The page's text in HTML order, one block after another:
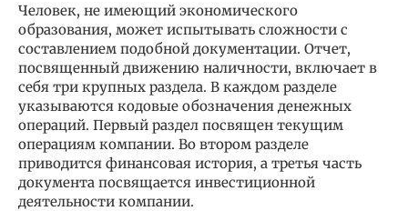
Человек, не имеющий экономического
образования, может испытывать сложности с
составлением подобной документации. Отчет,
посвященный движению наличности, включает в
себя три крупных раздела. В каждом разделе
указываются кодовые обозначения денежных
операций. Первый раздел посвящен текущим
операциям компании. Во втором разделе
приводится финансовая история, а третья часть
документа посвящается инвестиционной
деятельности компании.